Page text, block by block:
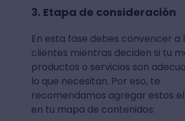
3. Etapa de consideración
En esta fase debes convencer a
clientes mientras deciden si tu
productos o servicios son
lo que necesitan. Por eso, te
recomendamos agregar estos
en tu mapa de contenidos: